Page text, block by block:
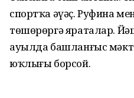
спортҡа әүәҫ. Руфина
төшөрөргә яраталар.
ауылда башланғыс
юҡлығы борсой.